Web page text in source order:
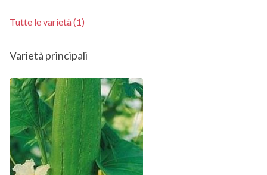
Tutte le varietà (1)
Varietà principali